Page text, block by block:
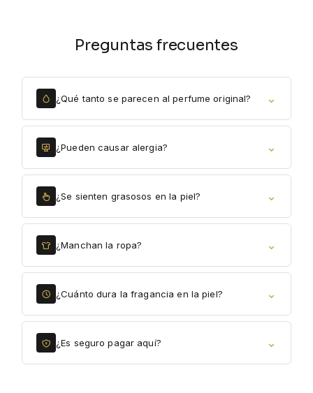
Preguntas frecuentes
¿Qué tanto se parecen al perfume original? ⌄
¿Pueden causar alergia? ⌄
¿Se sienten grasosos en la piel? ⌄
¿Manchan la ropa? ⌄
¿Cuánto dura la fragancia en la piel? ⌄
¿Es seguro pagar aquí? ⌄